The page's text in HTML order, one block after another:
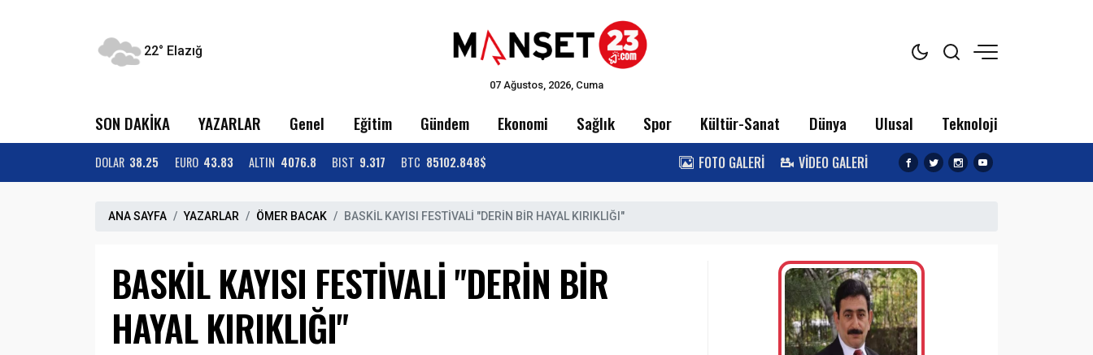
22° Elazığ
07 Ağustos, 2026, Cuma
SON DAKİKA YAZARLAR Genel Eğitim Gündem Ekonomi Sağlık Spor Kültür-Sanat Dünya Ulusal Teknoloji
DOLAR 38.25 EURO 43.83 ALTIN 4076.8 BIST 9.317 BTC 85102.848$ FOTO GALERİ VİDEO GALERİ
ANA SAYFA YAZARLAR ÖMER BACAK BASKİL KAYISI FESTİVALİ "DERİN BİR HAYAL KIRIKLIĞI"
BASKİL KAYISI FESTİVALİ "DERİN BİR
HAYAL KIRIKLIĞI"